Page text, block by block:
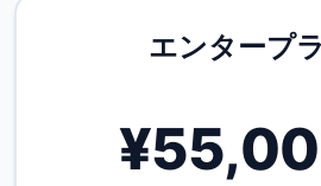
エンタープ